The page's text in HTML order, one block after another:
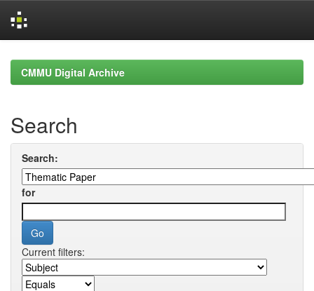
navigationCMMU Digital Archive
Search
Search:
for
Current filters: